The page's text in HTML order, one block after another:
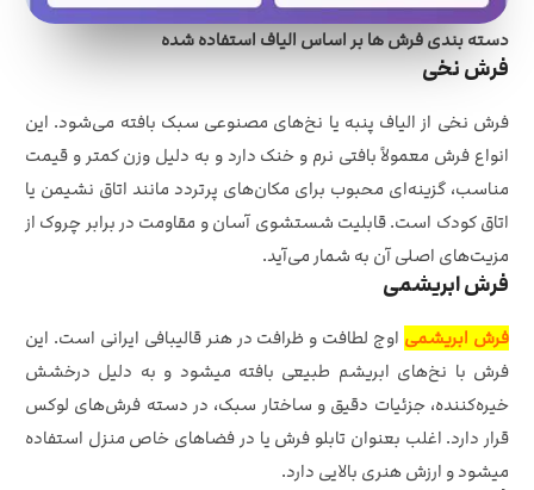
دسته بندی فرش ها بر اساس الیاف استفاده شده
فرش نخی
فرش نخی از الیاف پنبه یا نخ‌های مصنوعی سبک بافته می‌شود. این
انواع فرش معمولاً بافتی نرم و خنک دارد و به دلیل وزن کمتر و قیمت
مناسب، گزینه‌ای محبوب برای مکان‌های پرتردد مانند اتاق نشیمن یا
اتاق کودک است. قابلیت شستشوی آسان و مقاومت در برابر چروک از
مزیت‌های اصلی آن به شمار می‌آید.
فرش ابریشمی
فرش ابریشمی اوج لطافت و ظرافت در هنر قالیبافی ایرانی است. این
فرش با نخ‌های ابریشم طبیعی بافته میشود و به دلیل درخشش
خیره‌کننده، جزئیات دقیق و ساختار سبک، در دسته فرش‌های لوکس
قرار دارد. اغلب بعنوان تابلو فرش یا در فضاهای خاص منزل استفاده
میشود و ارزش هنری بالایی دارد.